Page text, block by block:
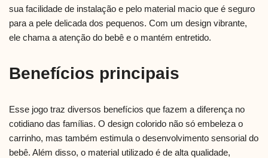
sua facilidade de instalação e pelo material macio que é seguro
para a pele delicada dos pequenos. Com um design vibrante,
ele chama a atenção do bebê e o mantém entretido.
Benefícios principais
Esse jogo traz diversos benefícios que fazem a diferença no
cotidiano das famílias. O design colorido não só embeleza o
carrinho, mas também estimula o desenvolvimento sensorial do
bebê. Além disso, o material utilizado é de alta qualidade,